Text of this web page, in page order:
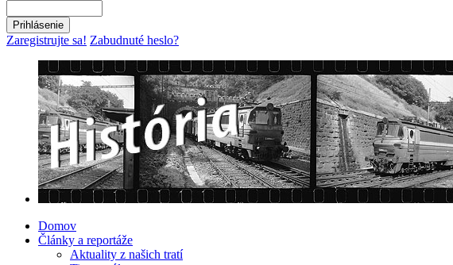
Zaregistrujte sa! Zabudnuté heslo?
Domov
Články a reportáže
Aktuality z našich tratí